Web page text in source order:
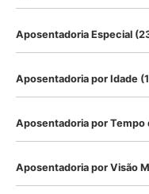
Aposentadoria Especial
Aposentadoria por Idade
Aposentadoria por Tempo
Aposentadoria por Visão